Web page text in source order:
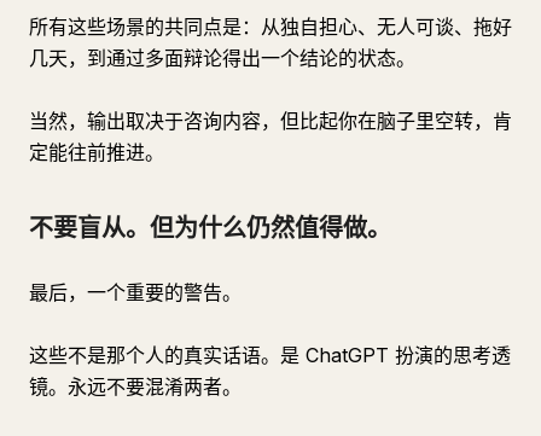
所有这些场景的共同点是：从独自担心、无人可谈、拖好
几天，到通过多面辩论得出一个结论的状态。
当然，输出取决于咨询内容，但比起你在脑子里空转，肯
定能往前推进。
不要盲从。但为什么仍然值得做。
最后，一个重要的警告。
这些不是那个人的真实话语。是 ChatGPT 扮演的思考透
镜。永远不要混淆两者。